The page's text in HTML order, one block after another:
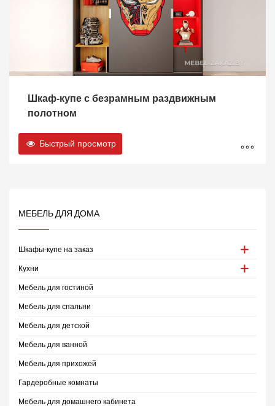
Шкаф-купе с безрамным раздвижным
полотном
Быстрый просмотр
МЕБЕЛЬ ДЛЯ ДОМА
Шкафы-купе на заказ
Кухни
Мебель для гостиной
Мебель для спальни
Мебель для детской
Мебель для ванной
Мебель для прихожей
Гардеробные комнаты
Мебель для домашнего кабинета